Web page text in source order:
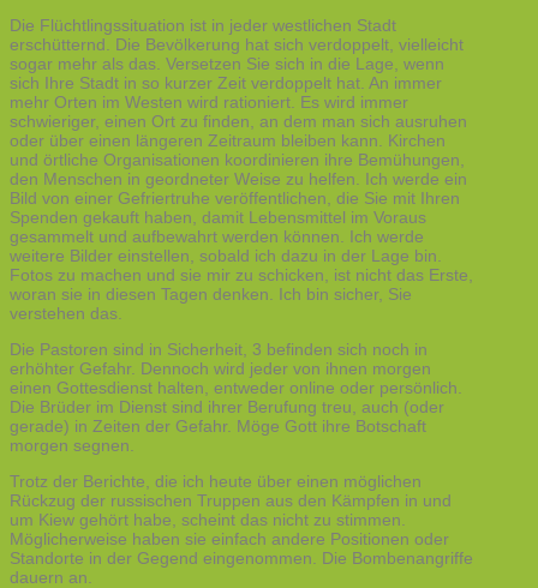
Die Flüchtlingssituation ist in jeder westlichen Stadt
erschütternd. Die Bevölkerung hat sich verdoppelt, vielleicht
sogar mehr als das. Versetzen Sie sich in die Lage, wenn
sich Ihre Stadt in so kurzer Zeit verdoppelt hat. An immer
mehr Orten im Westen wird rationiert. Es wird immer
schwieriger, einen Ort zu finden, an dem man sich ausruhen
oder über einen längeren Zeitraum bleiben kann. Kirchen
und örtliche Organisationen koordinieren ihre Bemühungen,
den Menschen in geordneter Weise zu helfen. Ich werde ein
Bild von einer Gefriertruhe veröffentlichen, die Sie mit Ihren
Spenden gekauft haben, damit Lebensmittel im Voraus
gesammelt und aufbewahrt werden können. Ich werde
weitere Bilder einstellen, sobald ich dazu in der Lage bin.
Fotos zu machen und sie mir zu schicken, ist nicht das Erste,
woran sie in diesen Tagen denken. Ich bin sicher, Sie
verstehen das.
Die Pastoren sind in Sicherheit, 3 befinden sich noch in
erhöhter Gefahr. Dennoch wird jeder von ihnen morgen
einen Gottesdienst halten, entweder online oder persönlich.
Die Brüder im Dienst sind ihrer Berufung treu, auch (oder
gerade) in Zeiten der Gefahr. Möge Gott ihre Botschaft
morgen segnen.
Trotz der Berichte, die ich heute über einen möglichen
Rückzug der russischen Truppen aus den Kämpfen in und
um Kiew gehört habe, scheint das nicht zu stimmen.
Möglicherweise haben sie einfach andere Positionen oder
Standorte in der Gegend eingenommen. Die Bombenangriffe
dauern an.